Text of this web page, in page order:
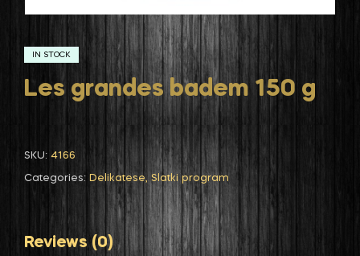
IN STOCK
Les grandes badem 150 g
SKU: 4166
Categories: Delikatese, Slatki program
Reviews (0)